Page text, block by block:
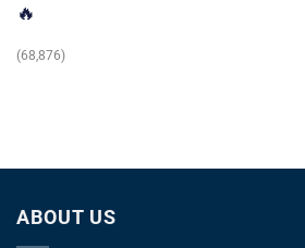
🔥
(68,876)
ABOUT US